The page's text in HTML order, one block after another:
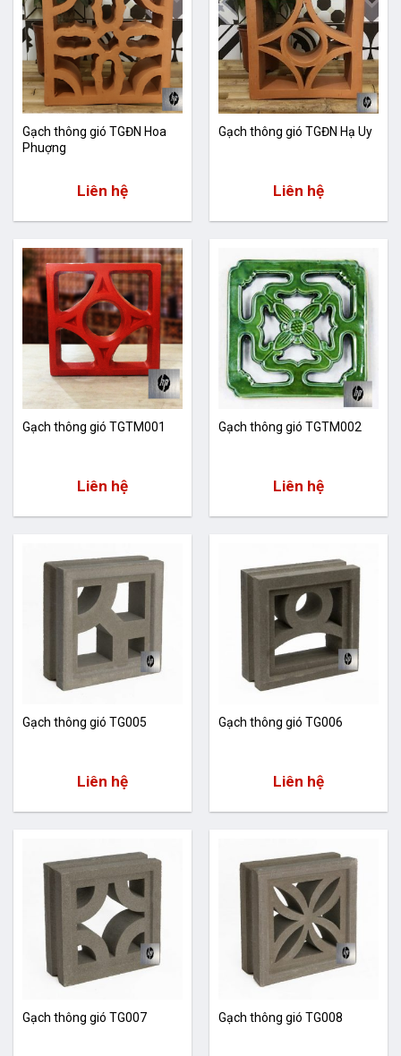
Gạch thông gió TGĐN Hoa
Phuợng
Liên hệ
Gạch thông gió TGĐN Hạ Uy
Liên hệ
Gạch thông gió TGTM001
Liên hệ
Gạch thông gió TGTM002
Liên hệ
Gạch thông gió TG005
Liên hệ
Gạch thông gió TG006
Liên hệ
Gạch thông gió TG007 Gạch thông gió TG008